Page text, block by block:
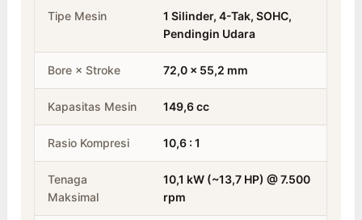
Tipe Mesin
1 Silinder, 4-Tak, SOHC,
Pendingin Udara
Bore × Stroke 72,0 × 55,2 mm
Kapasitas Mesin 149,6 cc
Rasio Kompresi 10,6 : 1
Tenaga
Maksimal
10,1 kW (~13,7 HP) @ 7.500
rpm